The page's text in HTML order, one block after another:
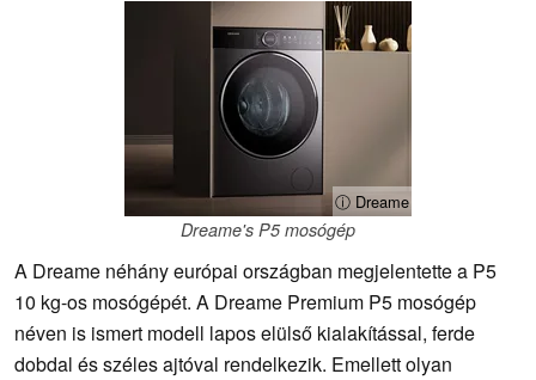
ⓘ Dreame
Dreame's P5 mosógép
A Dreame néhány európai országban megjelentette a P5
10 kg-os mosógépét. A Dreame Premium P5 mosógép
néven is ismert modell lapos elülső kialakítással, ferde
dobdal és széles ajtóval rendelkezik. Emellett olyan